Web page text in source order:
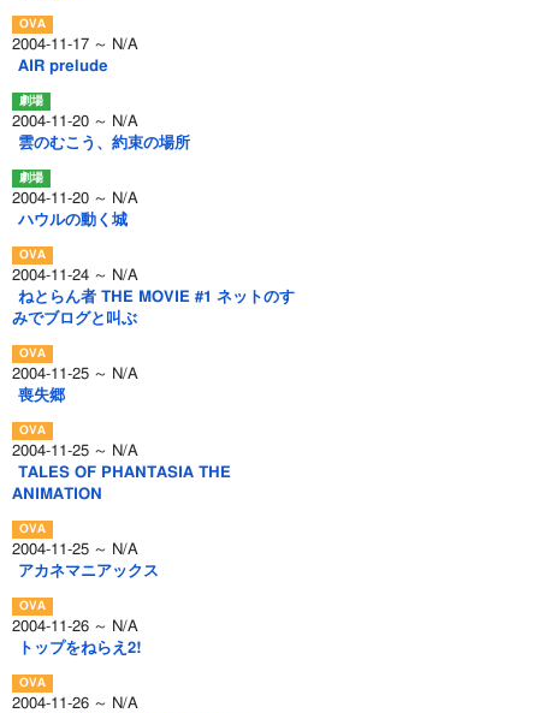
2004-11-17 ～ N/A
AIR prelude
2004-11-20 ～ N/A
雲のむこう、約束の場所
2004-11-20 ～ N/A
ハウルの動く城
2004-11-24 ～ N/A
ねとらん者 THE MOVIE #1 ネットのす
みでブログと叫ぶ
2004-11-25 ～ N/A
喪失郷
2004-11-25 ～ N/A
TALES OF PHANTASIA THE
ANIMATION
2004-11-25 ～ N/A
アカネマニアックス
2004-11-26 ～ N/A
トップをねらえ2!
2004-11-26 ～ N/A